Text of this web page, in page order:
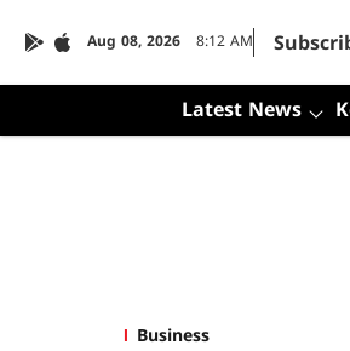
Aug 08, 2026 8:12 AM
Latest News
Business